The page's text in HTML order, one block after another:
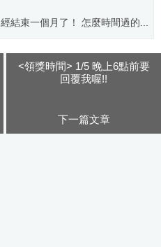
結束一個月了！ 怎麼時間過的...
<領獎時間> 1/5 晚上6點前要
回覆我喔!!
下一篇文章